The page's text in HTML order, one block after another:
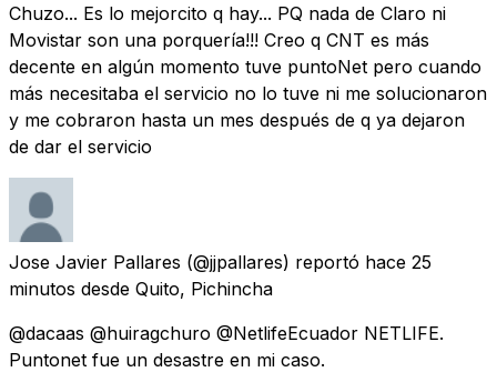
Chuzo... Es lo mejorcito q hay... PQ nada de Claro ni
Movistar son una porquería!!! Creo q CNT es más
decente en algún momento tuve puntoNet pero cuando
más necesitaba el servicio no lo tuve ni me solucionaron
y me cobraron hasta un mes después de q ya dejaron
de dar el servicio
Jose Javier Pallares (@jjpallares) reportó hace 25
minutos desde Quito, Pichincha
@dacaas @huiragchuro @NetlifeEcuador NETLIFE.
Puntonet fue un desastre en mi caso.